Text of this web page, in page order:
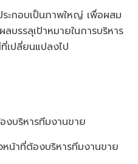
ะกอบเป็นภาพใหญ่ เพื่อผสม
บรรลุเป้าหมายในการบริหาร
เปลี่ยนแปลงไป
งบริหารทีมงานขาย
น้าที่ต้องบริหารทีมงานขาย